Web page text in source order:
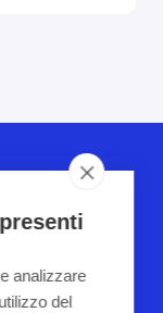
macchinari
analizzare
del